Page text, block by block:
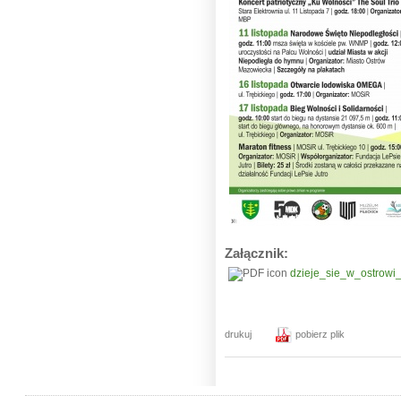
Załącznik:
drukuj pobierz plik